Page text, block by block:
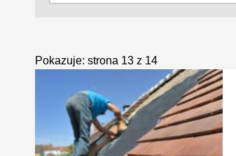
Pokazuje: strona 13 z 14